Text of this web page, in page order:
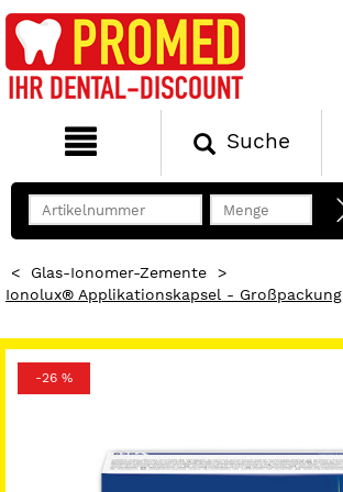
Suche
< Glas-Ionomer-Zemente
>
Ionolux® Applikationskapsel - Großpackung
-26 %